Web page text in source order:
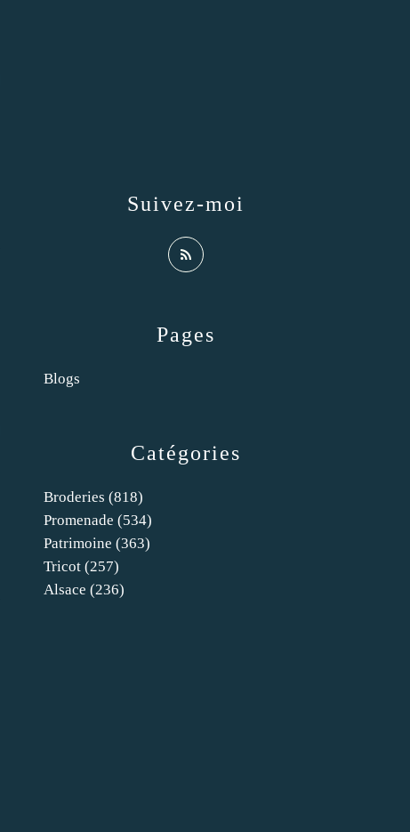
Catégories
Broderies (818)
Promenade (534)
Patrimoine (363)
Tricot (257)
Alsace (236)
Pages
Blogs
Suivez-moi